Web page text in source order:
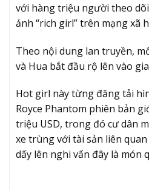
với hàng triệu người theo
ảnh “rich girl” trên mạng xã
Theo nội dung lan truyền,
và Hua bắt đầu rộ lên vào
Hot girl này từng đăng tải
Royce Phantom phiên bản
triệu USD, trong đó cư dân
xe trùng với tài sản liên
dấy lên nghi vấn đây là món